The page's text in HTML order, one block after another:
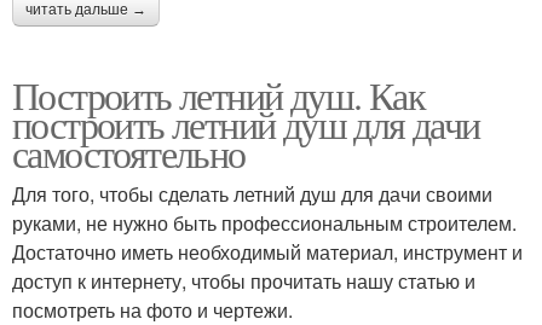
читать дальше →
Построить летний душ. Как
построить летний душ для дачи
самостоятельно
Для того, чтобы сделать летний душ для дачи своими
руками, не нужно быть профессиональным строителем.
Достаточно иметь необходимый материал, инструмент и
доступ к интернету, чтобы прочитать нашу статью и
посмотреть на фото и чертежи.